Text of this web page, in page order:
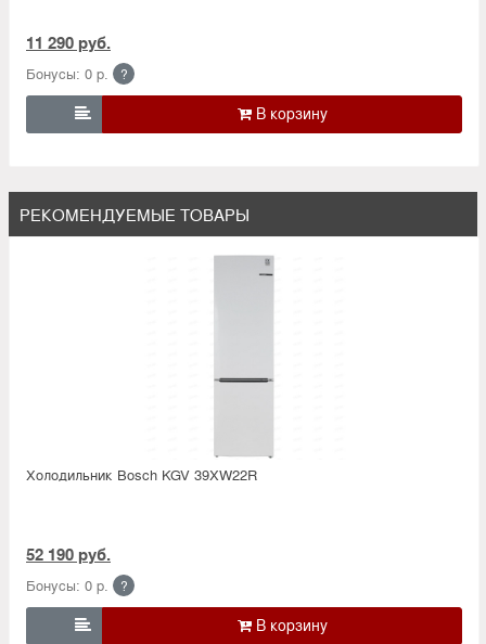
11 290 руб.
Бонусы: 0 р. ?

РЕКОМЕНДУЕМЫЕ ТОВАРЫ
Холодильник Bosсh KGV 39XW22R
52 190 руб.
Бонусы: 0 р. ?
